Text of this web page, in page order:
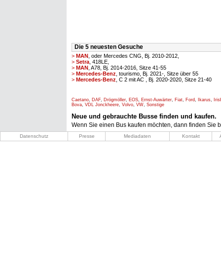
Die 5 neuesten Gesuche
> MAN , oder Mercedes CNG, Bj. 2010-2012,
> Setra , 418LE,
> MAN , A78, Bj. 2014-2016, Sitze 41-55
> Mercedes-Benz , tourismo, Bj. 2021-, Sitze über 55
> Mercedes-Benz , C 2 mit AC , Bj. 2020-2020, Sitze 21-40
Caetano, DAF, Drögmöller, EOS, Ernst-Auwärter, Fiat, Ford, Ikarus,
Bova, VDL Jonckheere, Volvo, VW, Sonstige
Neue und gebrauchte Busse finden und kaufen.
Wenn Sie einen Bus kaufen möchten, dann finden Sie
Datenschutz Presse Mediadaten Kontakt